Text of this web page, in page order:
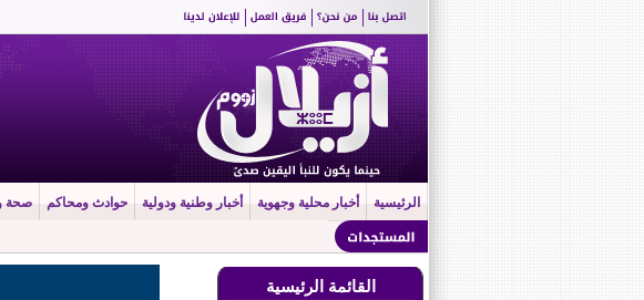
الرئيسية أخبار محلية وجهوية أخبار وطنية ودولية حوادث ومحاكم صحة
القائمة الرئيسية